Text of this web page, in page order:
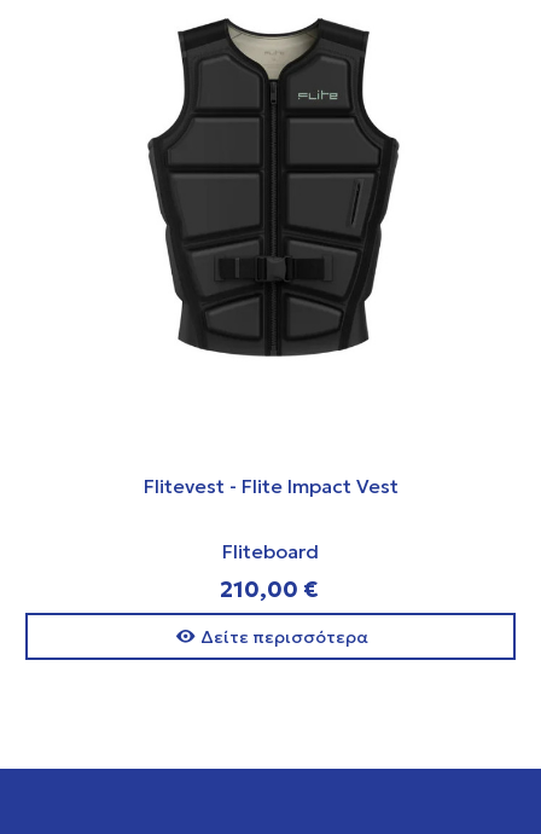
Flitevest - Flite Impact Vest
Fliteboard
210,00 €
Δείτε περισσότερα